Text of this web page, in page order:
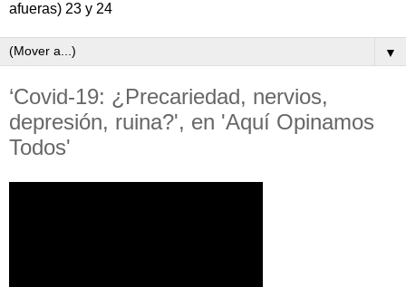
afueras) 23 y 24
▼
‘Covid-19: ¿Precariedad, nervios,
depresión, ruina?', en 'Aquí Opinamos
Todos'